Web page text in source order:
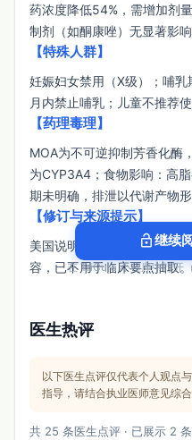
药浓度降低54%，需增加剂
制剂（如酮康唑）无显著影
【特殊人群】
妊娠妇女禁用（X级）；哺
月内禁止哺乳；儿童不推荐
【药理毒理】
MOA为不可逆抑制芳香化酶
为CYP3A4；食物影响：高
期未明确，排泄以代谢产物形
【修订与来源提示】
美国说明书最新修订日期为
容，已不用于临床要点抽取。
lock_open继续
在 TriCura 小程序中打开
医生热评
以下医生点评仅代表个人观点
指导，请结合执业医师意见综合
共 25 条医生点评 · 已展示 2